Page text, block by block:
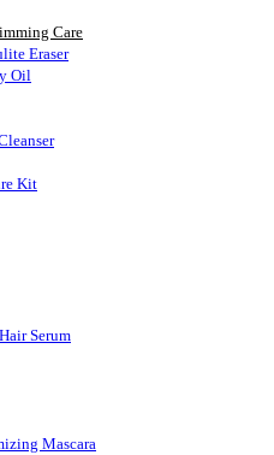
Care
Eraser
Oil
Kit
Serum
Mascara